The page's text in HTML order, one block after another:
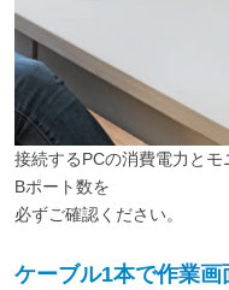
接続するPCの消費電力と
Bポート数を
必ずご確認ください。
ケーブル1本で作業